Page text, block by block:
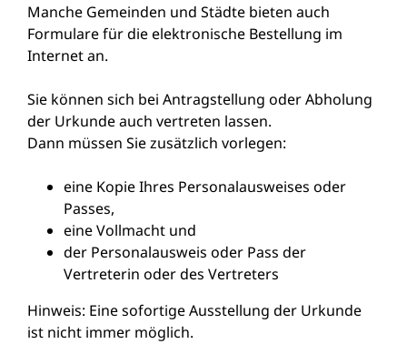
Manche Gemeinden und Städte bieten auch
Formulare für die elektronische Bestellung im
Internet an.
Sie können sich bei Antragstellung oder Abholung
der Urkunde auch vertreten lassen.
Dann müssen Sie zusätzlich vorlegen:
eine Kopie Ihres Personalausweises oder
Passes,
eine Vollmacht und
der Personalausweis oder Pass der
Vertreterin oder des Vertreters
Hinweis: Eine sofortige Ausstellung der Urkunde
ist nicht immer möglich.